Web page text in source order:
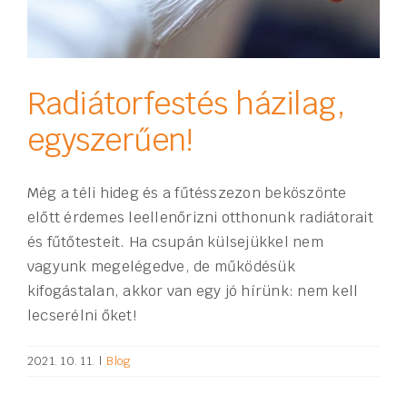
Radiátorfestés házilag,
egyszerűen!
Még a téli hideg és a fűtésszezon beköszönte
előtt érdemes leellenőrizni otthonunk radiátorait
és fűtőtesteit. Ha csupán külsejükkel nem
vagyunk megelégedve, de működésük
kifogástalan, akkor van egy jó hírünk: nem kell
lecserélni őket!
2021. 10. 11. | Blog